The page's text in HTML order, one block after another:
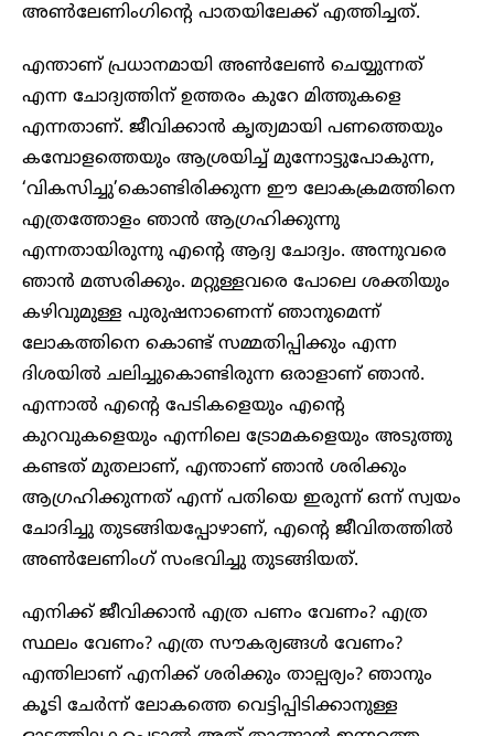
അൺലേണിം​ഗിന്റെ പാതയിലേക്ക് എത്തിച്ചത്.
എന്താണ് പ്രധാനമായി അൺലേൺ ചെയ്യുന്നത്
എന്ന ചോദ്യത്തിന് ഉത്തരം കുറേ മിത്തുകളെ
എന്നതാണ്. ജീവിക്കാൻ കൃത്യമായി പണത്തെയും
കമ്പോളത്തെയും ആശ്രയിച്ച് മുന്നോട്ടുപോകുന്ന,
‘വികസിച്ചു’കൊണ്ടിരിക്കുന്ന ഈ ലോകക്രമത്തിനെ
എത്രത്തോളം ഞാൻ ആഗ്രഹിക്കുന്നു
എന്നതായിരുന്നു എന്റെ ആദ്യ ചോദ്യം. അന്നുവരെ
ഞാൻ മത്സരിക്കും. മറ്റുള്ളവരെ പോലെ ശക്തിയും
കഴിവുമുള്ള പുരുഷനാണെന്ന് ഞാനുമെന്ന്
ലോകത്തിനെ കൊണ്ട് സമ്മതിപ്പിക്കും എന്ന
ദിശയിൽ ചലിച്ചുകൊണ്ടിരുന്ന ഒരാളാണ് ഞാൻ.
എന്നാൽ എന്റെ പേടികളെയും എന്റെ
കുറവുകളെയും എന്നിലെ ട്രോമകളെയും അടുത്തു
കണ്ടത് മുതലാണ്, എന്താണ് ഞാൻ ശരിക്കും
ആഗ്രഹിക്കുന്നത് എന്ന് പതിയെ ഇരുന്ന് ഒന്ന് സ്വയം
ചോദിച്ചു തുടങ്ങിയപ്പോഴാണ്, എന്റെ ജീവിതത്തിൽ
അൺലേണിംഗ് സംഭവിച്ചു തുടങ്ങിയത്.
എനിക്ക് ജീവിക്കാൻ എത്ര പണം വേണം? എത്ര
സ്ഥലം വേണം? എത്ര സൗകര്യങ്ങൾ വേണം?
എന്തിലാണ് എനിക്ക് ശരിക്കും താല്പര്യം? ഞാനും
കൂടി ചേർന്ന് ലോകത്തെ വെട്ടിപ്പിടിക്കാനുള്ള